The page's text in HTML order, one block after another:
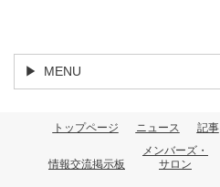
MENU
トップページ ニュース 記事
情報交流掲示板
メンバーズ・
サロン